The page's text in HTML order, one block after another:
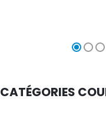
CATÉGORIES